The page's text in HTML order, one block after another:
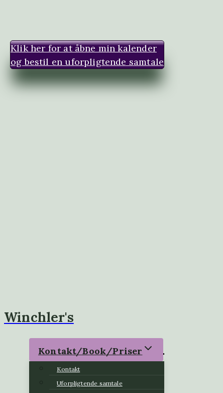
indhold
Winchler's
Kontakt/Book/Priser
Kontakt
Uforpligtende samtale
Klik her for at åbne min kalender
og bestil en uforpligtende samtale